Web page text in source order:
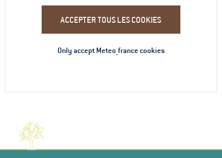
ACCEPTER TOUS LES COOKIES
Only accept Meteo_france cookies